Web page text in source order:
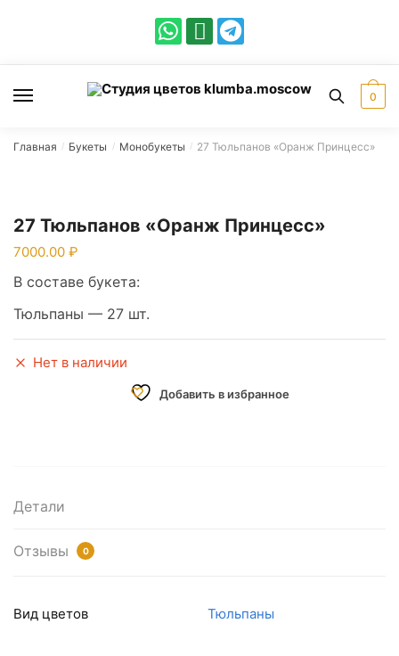
0
Главная / Букеты / Монобукеты / 27 Тюльпанов «Оранж Принцесс»
27 Тюльпанов «Оранж Принцесс»
7000.00
В составе букета:
Тюльпаны — 27 шт.
Нет в наличии
Добавить в избранное
Детали
Отзывы 0
Вид цветов Тюльпаны